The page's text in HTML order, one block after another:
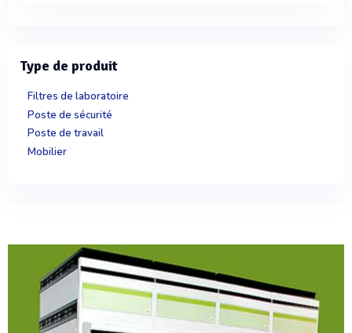
Type de produit
Filtres de laboratoire
Poste de sécurité
Poste de travail
Mobilier